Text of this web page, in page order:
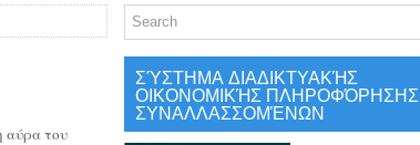
αύρα του
ΣΎΣΤΗΜΑ ΔΙΑΔΙΚΤΥΑΚΉΣ
ΟΙΚΟΝΟΜΙΚΉΣ ΠΛΗΡΟΦΌΡΗΣΗΣ
ΣΥΝΑΛΛΑΣΣΟΜΈΝΩΝ